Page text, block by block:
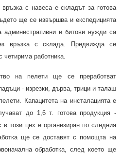
с навеса е складът за готова
ще се извършва и експедицията
административни и битови нужди са
връзка с склада. Предвижда се
работника.
на пелети ще се преработват
- изрезки, дърва, трици и талаш
Капацитета на инсталацията е
до 1,6 т. готова продукция -
в този цех е организиран по следния
ще се доставят с помощта на
обработка, след което ще